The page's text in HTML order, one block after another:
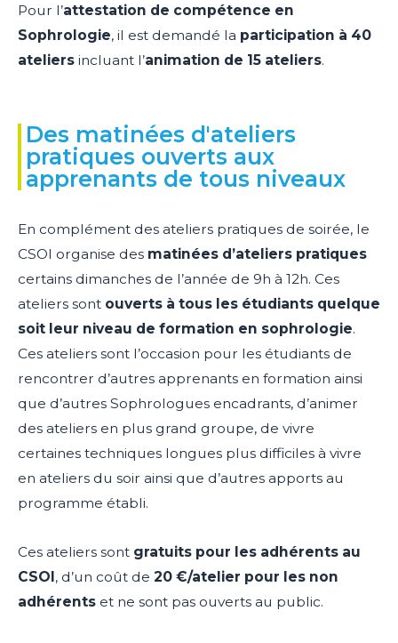
Pour l’attestation de compétence en
Sophrologie, il est demandé la participation à 40
ateliers incluant l’animation de 15 ateliers.
Des matinées d'ateliers
pratiques ouverts aux
apprenants de tous niveaux
En complément des ateliers pratiques de soirée, le
CSOI organise des matinées d’ateliers pratiques
certains dimanches de l’année de 9h à 12h. Ces
ateliers sont ouverts à tous les étudiants quelque
soit leur niveau de formation en sophrologie.
Ces ateliers sont l’occasion pour les étudiants de
rencontrer d’autres apprenants en formation ainsi
que d’autres Sophrologues encadrants, d’animer
des ateliers en plus grand groupe, de vivre
certaines techniques longues plus difficiles à vivre
en ateliers du soir ainsi que d’autres apports au
programme établi.
Ces ateliers sont gratuits pour les adhérents au
CSOI , d’un coût de 20 €/atelier pour les non
adhérents et ne sont pas ouverts au public.